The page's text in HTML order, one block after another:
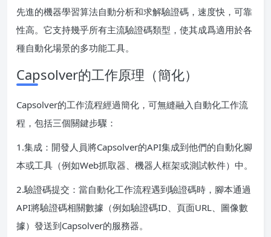
先進的機器學習算法自動分析和求解驗證碼，速度快，可靠
性高。它支持幾乎所有主流驗證碼類型，使其成爲適用於各
種自動化場景的多功能工具。
Capsolver的工作原理（簡化）
Capsolver的工作流程經過簡化，可無縫融入自動化工作流
程，包括三個關鍵步驟：
1.集成：開發人員將Capsolver的API集成到他們的自動化腳
本或工具（例如Web抓取器、機器人框架或測試軟件）中。
2.驗證碼提交：當自動化工作流程遇到驗證碼時，腳本通過
API將驗證碼相關數據（例如驗證碼ID、頁面URL、圖像數
據）發送到Capsolver的服務器。